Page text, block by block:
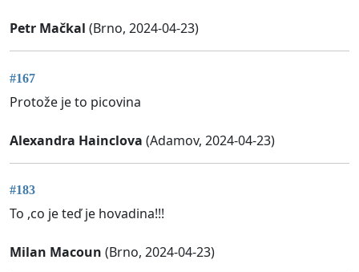
Petr Mačkal (Brno, 2024-04-23)
#167
Protože je to picovina
Alexandra Hainclova (Adamov, 2024-04-23)
#183
To ,co je teď je hovadina!!!
Milan Macoun (Brno, 2024-04-23)